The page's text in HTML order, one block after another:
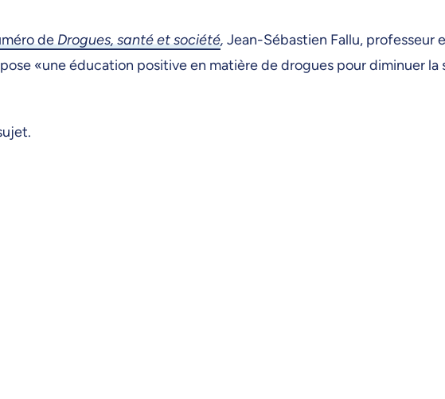
de Drogues, santé et société, Jean-Sébastien Fallu, professeur
«une éducation positive en matière de drogues pour diminuer